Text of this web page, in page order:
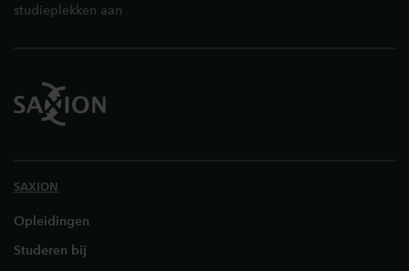
studieplekken aan
SAXION
Opleidingen
Studeren bij